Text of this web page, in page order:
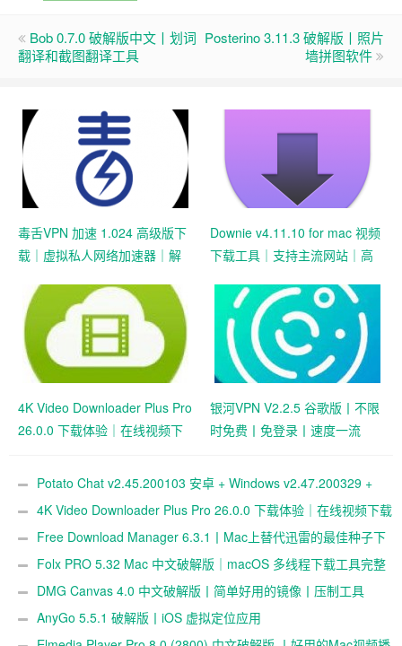
Bob 0.7.0 破解版中文丨划词
翻译和截图翻译工具
Posterino 3.11.3 破解版丨照片
墙拼图软件
毒舌VPN 加速 1.024 高级版下
载｜虚拟私人网络加速器｜解
Downie v4.11.10 for mac 视频
下载工具｜支持主流网站｜高
4K Video Downloader Plus Pro
26.0.0 下载体验｜在线视频下
银河VPN V2.2.5 谷歌版丨不限
时免费丨免登录丨速度一流
Potato Chat v2.45.200103 安卓 + Windows v2.47.200329 +
macOS v2.47.200505 + Linux v2.37.200402 破解版下载｜跨平台
即时通讯与安全社交工具
4K Video Downloader Plus Pro 26.0.0 下载体验｜在线视频下载
工具使用记录
Free Download Manager 6.3.1丨Mac上替代迅雷的最佳种子下
载工具Folx PRO 5.32 Mac 中文破解版｜macOS 多线程下载工具完整
版 DMG Canvas 4.0 中文破解版丨简单好用的镜像丨压制工具
AnyGo 5.5.1 破解版丨iOS 虚拟定位应用